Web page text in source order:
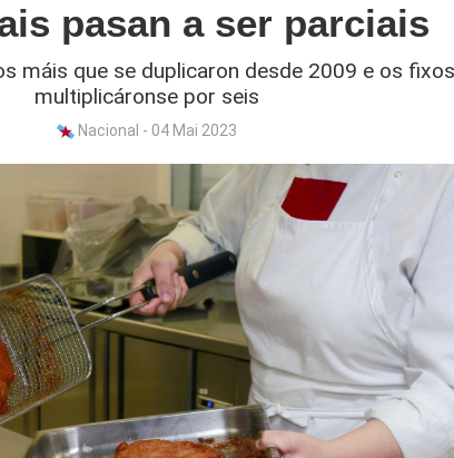
pasan a ser parciais
máis que se duplicaron desde 2009 e os
multiplicáronse por seis
Nacional - 04 Mai 2023